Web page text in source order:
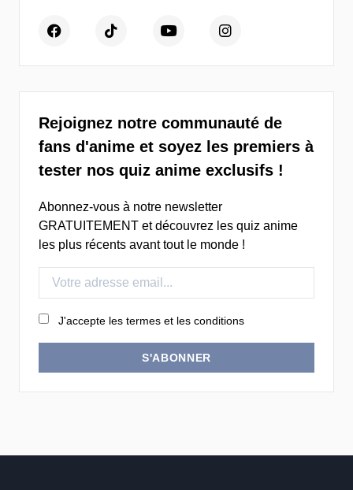
Rejoignez notre communauté de
fans d'anime et soyez les premiers à
tester nos quiz anime exclusifs !
Abonnez-vous à notre newsletter
GRATUITEMENT et découvrez les quiz anime
les plus récents avant tout le monde !
J'accepte les termes et les conditions
S'ABONNER